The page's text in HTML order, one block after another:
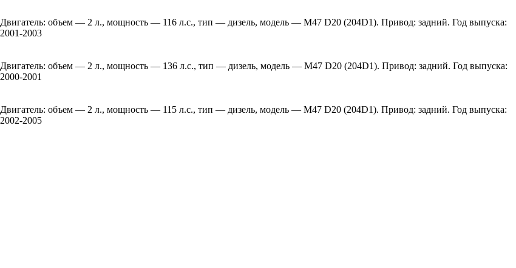
Двигатель: объем — 2 л., мощность — 116 л.с., тип — дизель, модель — M47 D20 (204D1). Привод: задний. Год выпуска:
2001-2003
Двигатель: объем — 2 л., мощность — 136 л.с., тип — дизель, модель — M47 D20 (204D1). Привод: задний. Год выпуска:
2000-2001
Двигатель: объем — 2 л., мощность — 115 л.с., тип — дизель, модель — M47 D20 (204D1). Привод: задний. Год выпуска:
2002-2005